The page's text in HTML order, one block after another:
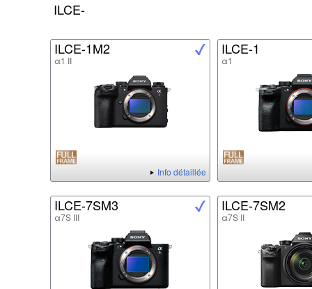
ILCE-
ILCE-1M2
α1 II
Info détaillée
ILCE-1
α1
ILCE-7SM3
α7S III
ILCE-7SM2
α7S II